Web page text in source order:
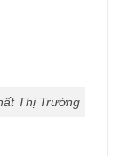
Thị Trường